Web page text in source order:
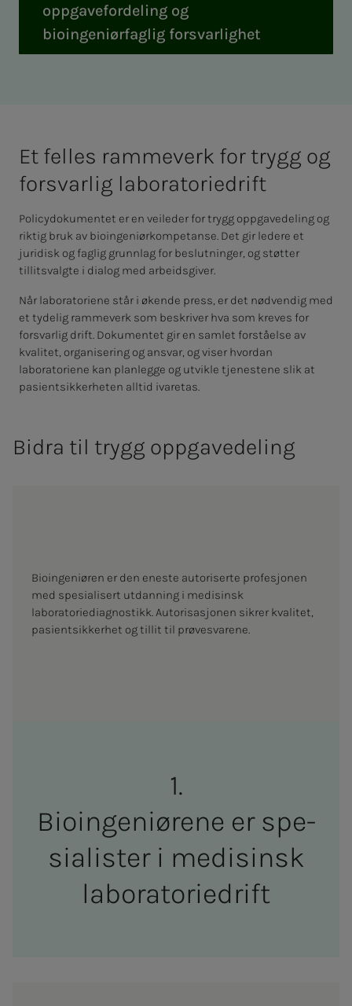
oppgavefordeling og
bioingeniørfaglig forsvarlighet
Et fel­­­les ram­­­me­verk for trygg og
for­svar­­­lig la­bo­ra­to­rie­­­drift
Policydokumentet er en veileder for trygg oppgavedeling og
riktig bruk av bioingeniørkompetanse. Det gir ledere et
juridisk og faglig grunnlag for beslutninger, og støtter
tillitsvalgte i dialog med arbeidsgiver.
Når laboratoriene står i økende press, er det nødvendig med
et tydelig rammeverk som beskriver hva som kreves for
forsvarlig drift. Dokumentet gir en samlet forståelse av
kvalitet, organisering og ansvar, og viser hvordan
laboratoriene kan planlegge og utvikle tjenestene slik at
pasientsikkerheten alltid ivaretas.
Bidra til trygg oppgavedeling
Bio­­­in­­­ge­­­ni­ø­re­­­ne er spe­­­
sia­­­lis­­­ter i medi­­­sinsk
la­bo­ra­to­rie­­­drift
Bioingeniøren er den eneste autoriserte profesjonen
med spesialisert utdanning i medisinsk
laboratoriediagnostikk. Autorisasjonen sikrer kvalitet,
pasientsikkerhet og tillit til prøvesvarene.